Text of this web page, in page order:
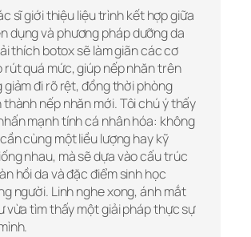
sĩ giới thiệu liệu trình kết hợp giữa
dụng và phương pháp dưỡng da
thích botox sẽ làm giãn các cơ
quá mức, giúp nếp nhăn trên
đi rõ rệt, đồng thời phòng
thành nếp nhăn mới. Tôi chú ý thấy
mạnh tính cá nhân hóa: không
cùng một liều lượng hay kỹ
nhau, mà sẽ dựa vào cấu trúc
hồi da và đặc điểm sinh học
người. Linh nghe xong, ánh mắt
vừa tìm thấy một giải pháp thực sự